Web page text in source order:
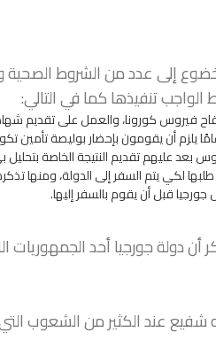
إلى عدد من الشروط
تنفيذها كما في التالي:
فيروس كورونا، والعمل على تقديم
يلزم أن يقومون بإحضار بوليصة تأمين
بعد عليهم تقديم النتيجة الخاصة
لكي يتم السفر إلى الدولة، ومنها
قبل أن يقوم بالسفر إليها.
أن دولة جورجيا أحد
الكثير من الشعوب التي